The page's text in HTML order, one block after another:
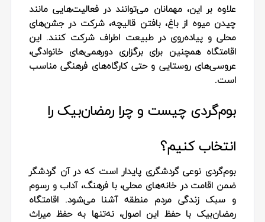
علاوه بر این، مهمانان می‌توانند در فعالیت‌هایی مانند
چیدن میوه از باغ، بافتن قالیچه، شرکت در جشن‌های
محلی و پیاده‌روی در طبیعت اطراف شرکت کنند. این
اقامتگاه همچنین برای برگزاری دورهمی‌های خانوادگی،
عروسی‌های روستایی و حتی کارگاه‌های فرهنگی مناسب
است.
بوم‌گردی چیست و چرا رمضان‌بیک را
انتخاب کنیم؟
بوم‌گردی نوعی گردشگری پایدار است که در آن گردشگر
ضمن اقامت در خانه‌های محلی، با فرهنگ، آداب و رسوم
و سبک زندگی مردم منطقه آشنا می‌شود. اقامتگاه
رمضان‌بیک با حفظ این اصول، نه‌تنها به حفظ میراث